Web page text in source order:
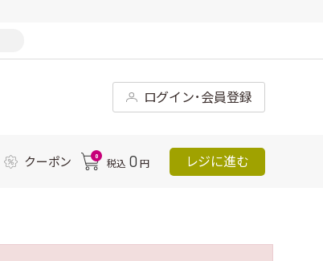
ログイン･会員登録
クーポン 0
税込 0 円 レジに進む